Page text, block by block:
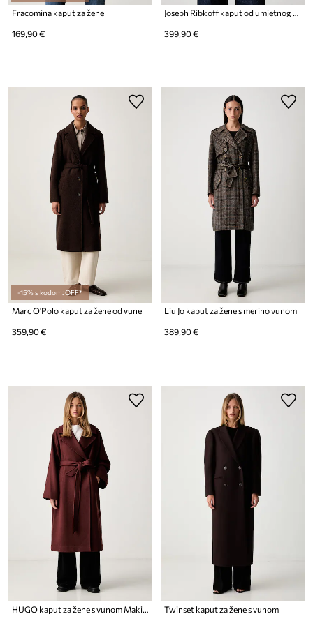
Fracomina kaput za žene
169,90 €
Joseph Ribkoff kaput od umjetnog krzna za žene
399,90 €
-15% s kodom: OFF*
Marc O'Polo kaput za žene od vune
359,90 €
Liu Jo kaput za žene s merino vunom
389,90 €
Twinset kaput za žene s vunom